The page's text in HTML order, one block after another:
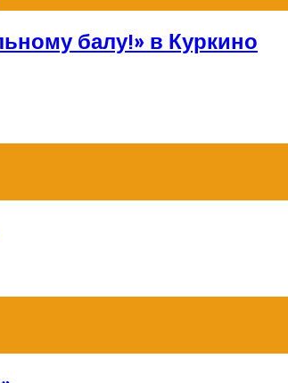
балу!» в Куркино